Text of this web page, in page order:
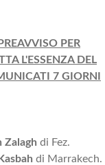
PER
L'ESSENZA DEL
7 GIORNI
Zalagh di Fez.
di Marrakech.